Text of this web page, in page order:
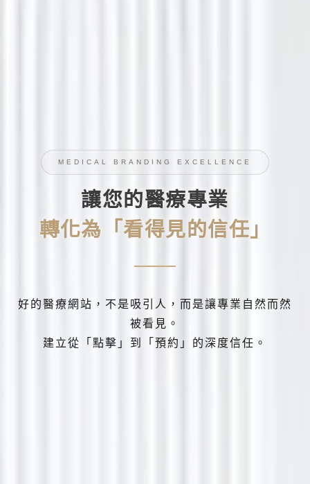
MEDICAL BRANDING EXCELLENCE
讓您的醫療專業
轉化為「看得見的信任」
好的醫療網站，不是吸引人，而是讓專業自然而然
被看見。
建立從「點擊」到「預約」的深度信任。